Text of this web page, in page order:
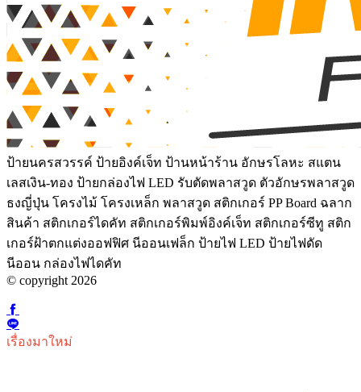
ป้ายนครสวรรค์ ป้ายอิงค์เจ็ท ป้านหน้าร้าน อักษรโลหะ สแตน
เลสเงิน-ทอง ป้ายกล่องไฟ LED รับตัดพลาสวูด ตัวอักษรพลาสวูด
ธงญี่ปุ่น โครงไม้ โครงเหล็ก พลาสวูด สติกเกอร์ PP Board ฉลาก
สินค้า สติกเกอร์ไดคัท สติกเกอร์พิมพ์อิงค์เจ็ท สติกเกอร์ซีทู สติก
เกอร์ฝ้าตกแต่งออฟฟิศ นีออนเฟล็ก ป้ายไฟ LED ป้ายไฟดัด
นีออน กล่องไฟไดคัท
© copyright 2026
เรื่องมาใหม่